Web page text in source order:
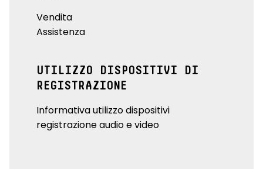
Vendita
Assistenza
UTILIZZO DISPOSITIVI DI
REGISTRAZIONE
Informativa utilizzo dispositivi
registrazione audio e video